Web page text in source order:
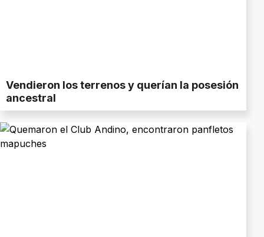
Vendieron los terrenos y querían la posesión
ancestral